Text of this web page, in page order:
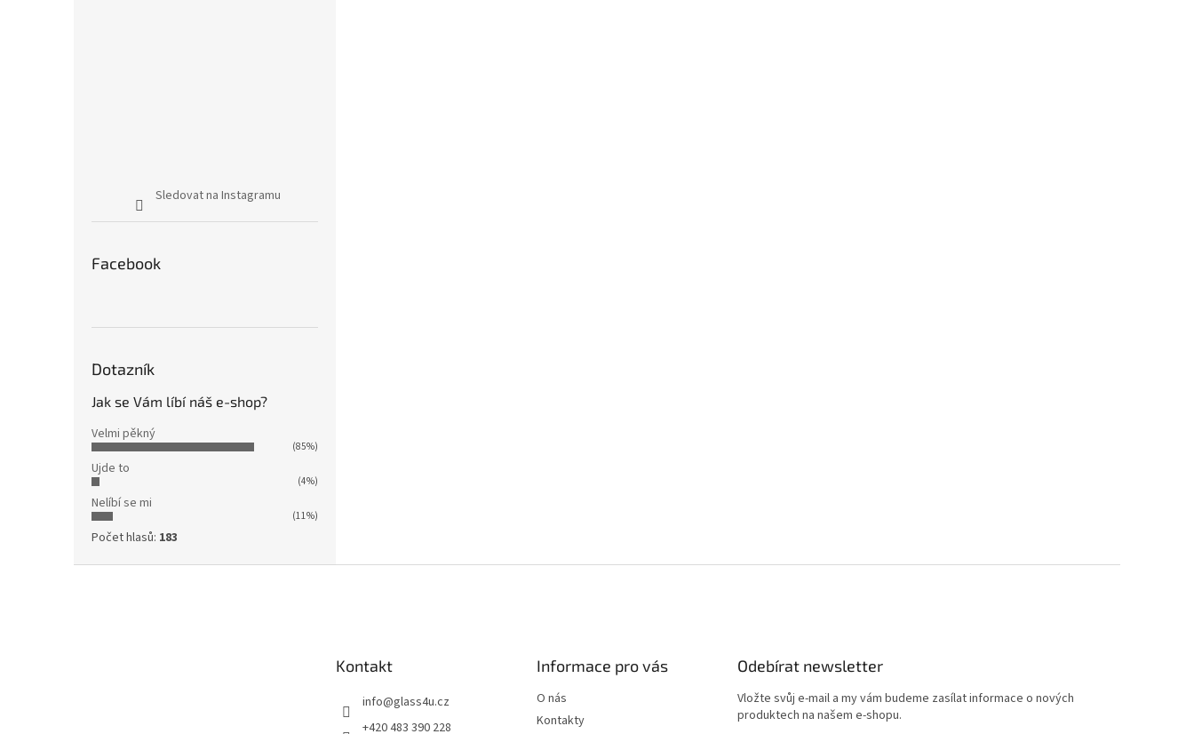
Sledovat na Instagramu
Facebook
Dotazník
Jak se Vám líbí náš e-shop?
Velmi pěkný
(85%)
Ujde to
(4%)
Nelíbí se mi
(11%)
Počet hlasů: 183
Kontakt
info@glass4u.cz
+420 483 390 228
Informace pro vás
O nás
Kontakty
Odebírat newsletter
Vložte svůj e-mail a my vám budeme zasílat informace o nových
produktech na našem e-shopu.